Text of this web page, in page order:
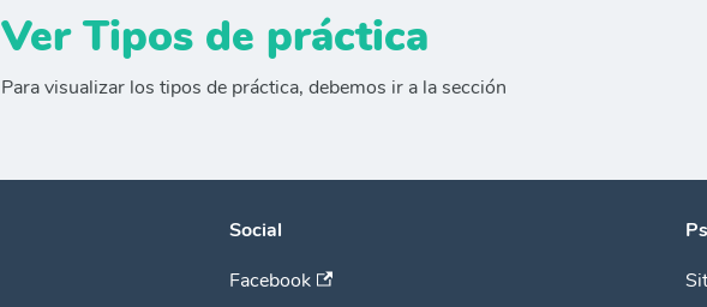
Ver Tipos de práctica
Para visualizar los tipos de práctica, debemos ir a la sección
Social
Facebook